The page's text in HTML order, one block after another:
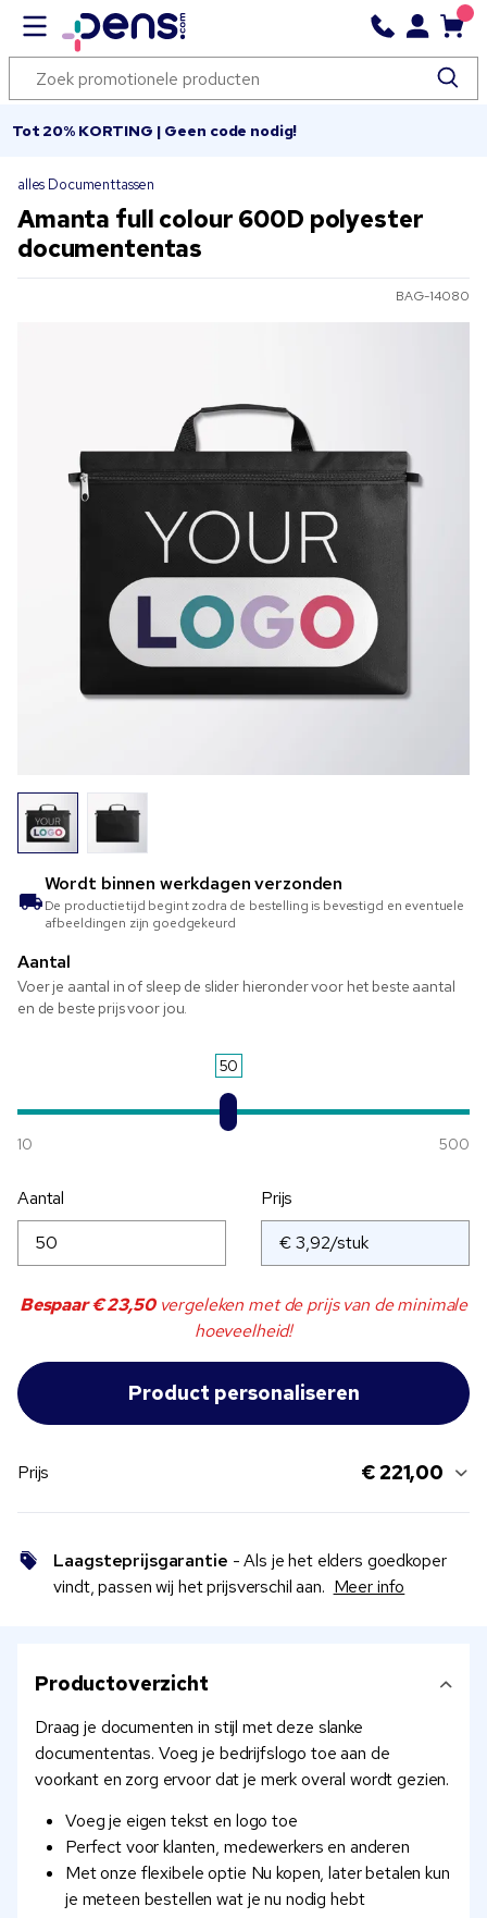
Tot 20% KORTING | Geen code nodig!
alles Documenttassen
Amanta full colour 600D polyester
documententas
BAG-14080
Wordt binnen werkdagen verzonden
De productietijd begint zodra de bestelling is bevestigd en eventuele
afbeeldingen zijn goedgekeurd
Aantal
Voer je aantal in of sleep de slider hieronder voor het beste aantal
en de beste prijs voor jou.
50
10 500
Aantal Prijs
Bespaar€ 23,50vergeleken met de prijs van de minimale
hoeveelheid!
Prijs € 221,00
Laagsteprijsgarantie - Als je het elders goedkoper
vindt, passen wij het prijsverschil aan. Meer info
Productoverzicht
Draag je documenten in stijl met deze slanke
documententas. Voeg je bedrijfslogo toe aan de
voorkant en zorg ervoor dat je merk overal wordt gezien.
Voeg je eigen tekst en logo toe
Perfect voor klanten, medewerkers en anderen
Met onze flexibele optie Nu kopen, later betalen kun
je meteen bestellen wat je nu nodig hebt